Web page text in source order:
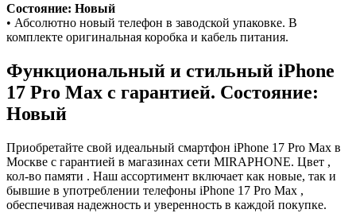
Состояние: Новый
• Абсолютно новый телефон в заводской упаковке. В
комплекте оригинальная коробка и кабель питания.
Функциональный и стильный iPhone
17 Pro Max с гарантией. Состояние:
Новый
Приобретайте свой идеальный смартфон iPhone 17 Pro Max в
Москве с гарантией в магазинах сети MIRAPHONE. Цвет ,
кол-во памяти . Наш ассортимент включает как новые, так и
бывшие в употреблении телефоны iPhone 17 Pro Max ,
обеспечивая надежность и уверенность в каждой покупке.